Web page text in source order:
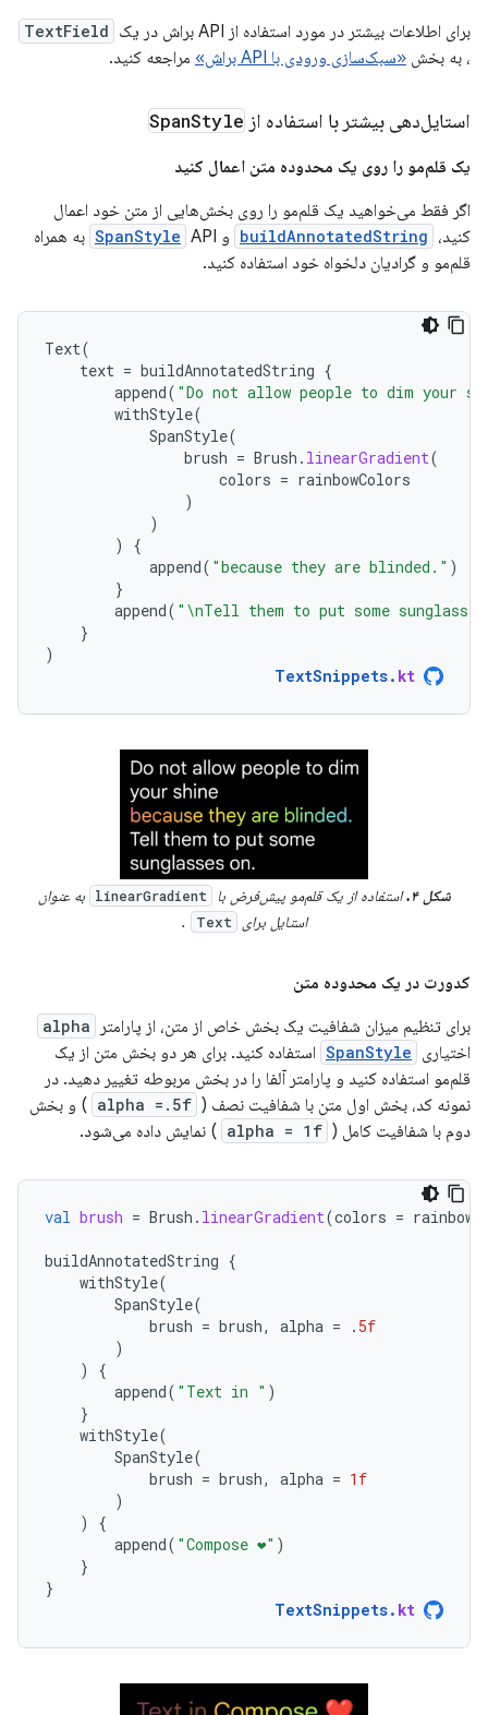
برای اطلاعات بیشتر در مورد استفاده از API براش در یک
TextField
، به بخش «سبک‌سازی ورودی با API براش» مراجعه کنید.
استایل‌دهی بیشتر با استفاده از SpanStyle
یک قلم‌مو را روی یک محدوده متن اعمال کنید
اگر فقط می‌خواهید یک قلم‌مو را روی بخش‌هایی از متن خود اعمال
کنید، buildAnnotatedString و SpanStyle API به همراه
قلم‌مو و گرادیان دلخواه خود استفاده کنید.
Text(
text = buildAnnotatedString {
append( "Do not allow people to dim your
withStyle(
SpanStyle(
brush = Brush . linearGradient(
colors = rainbowColors
)
)
)
{
append( "because they are blinded." )
}
append( "\nTell them to put some
}
)
TextSnippets. kt
شکل ۴. استفاده از یک قلم‌مو پیش‌فرض با linearGradient
به عنوان
استایل برای
Text
.
کدورت در یک محدوده متن
برای تنظیم میزان شفافیت یک بخش خاص از متن، از پارامتر
alpha
اختیاری SpanStyle استفاده کنید. برای هر دو بخش متن از یک
قلم‌مو استفاده کنید و پارامتر آلفا را در بخش مربوطه تغییر دهید. در
نمونه کد، بخش اول متن با شفافیت نصف ( alpha =.5f ) و بخش
دوم با شفافیت کامل ( alpha = 1f ) نمایش داده می‌شود.
val brush = Brush . linearGradient(colors =
buildAnnotatedString {
withStyle(
SpanStyle(
brush = brush, alpha = . 5f
)
)
{
append( "Text in " )
}
withStyle(
SpanStyle(
brush = brush, alpha = 1f
)
)
{
append( "Compose ❤️" )
}
}
TextSnippets. kt